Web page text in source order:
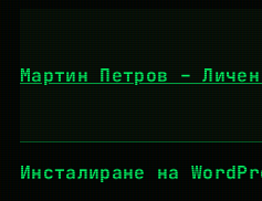
Мартин Петров –
Инсталиране на